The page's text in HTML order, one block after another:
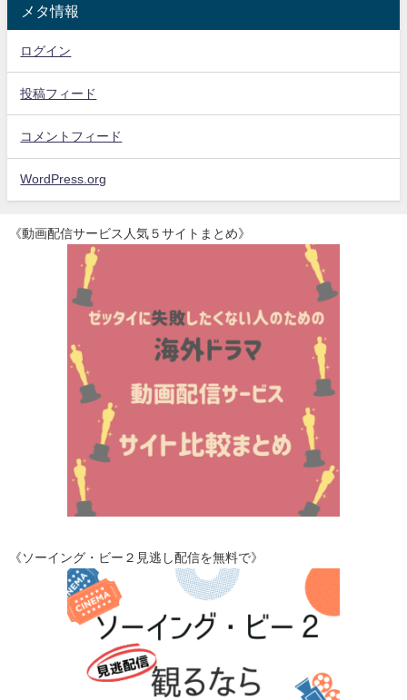
メタ情報
ログイン
投稿フィード
コメントフィード
WordPress.org
《動画配信サービス人気５サイトまとめ》
《ソーイング・ビー２見逃し配信を無料で》